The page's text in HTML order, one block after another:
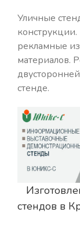
Уличные
рекламные
материалов.
стенде.
стендов в